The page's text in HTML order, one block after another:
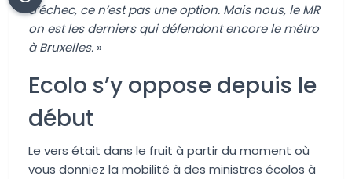
d’échec, ce n’est pas une option. Mais nous, le MR
on est les derniers qui défendont encore le métro
à Bruxelles. »
Ecolo s’y oppose depuis le
début
Le vers était dans le fruit à partir du moment où
vous donniez la mobilité à des ministres écolos à